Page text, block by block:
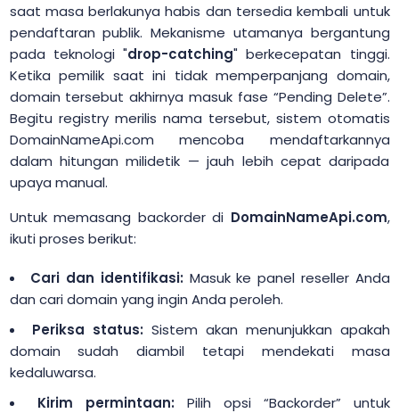
saat masa berlakunya habis dan tersedia kembali untuk
pendaftaran publik. Mekanisme utamanya bergantung
pada teknologi "drop-catching" berkecepatan tinggi.
Ketika pemilik saat ini tidak memperpanjang domain,
domain tersebut akhirnya masuk fase “Pending Delete”.
Begitu registry merilis nama tersebut, sistem otomatis
DomainNameApi.com mencoba mendaftarkannya
dalam hitungan milidetik — jauh lebih cepat daripada
upaya manual.
Untuk memasang backorder di DomainNameApi.com,
ikuti proses berikut:
Cari dan identifikasi:Masuk ke panel reseller Anda
dan cari domain yang ingin Anda peroleh.
Periksa status: Sistem akan menunjukkan apakah
domain sudah diambil tetapi mendekati masa
kedaluwarsa.
Kirim permintaan:Pilih opsi “Backorder” untuk